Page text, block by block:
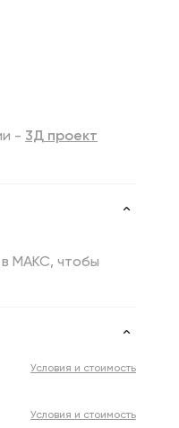
- 3Д проект
в МАКС, чтобы
Условия и стоимость
Условия и стоимость